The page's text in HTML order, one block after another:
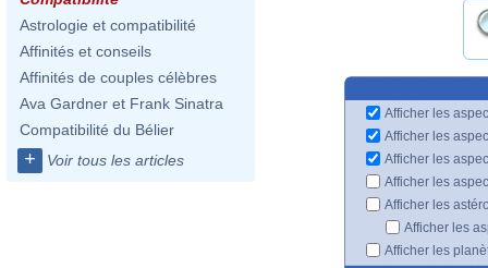
Astrologie et compatibilité
Affinités et conseils
Affinités de couples célèbres
Ava Gardner et Frank Sinatra
Compatibilité du Bélier
+ Voir tous les articles
Afficher les
Afficher les
Afficher les
Afficher les
Afficher les
Afficher les
Afficher les